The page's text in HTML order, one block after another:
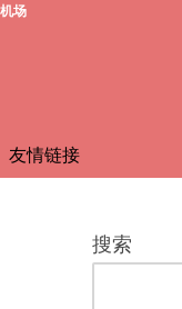
场
友情链接
搜索